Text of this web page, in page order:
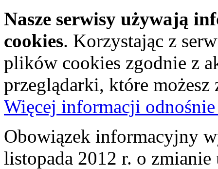
Nasze serwisy używają
cookies. Korzystając z
plików cookies zgodnie z
przeglądarki, które
Więcej informacji
Obowiązek informacyjny
listopada 2012 r. o zmianie